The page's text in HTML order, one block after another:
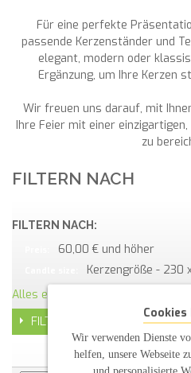
Für eine perfekte
passende Kerzenständer und
elegant, modern oder
Ergänzung, um Ihre Kerzen
Wir freuen uns darauf, mit
Ihre Feier mit einer
zu
FILTERN NACH
FILTERN NACH:
60,00 € und höher
Kerzengröße - 230
Alles entfernen
FILTER
Cookies
Wir verwenden Dienste
helfen, unsere Webseite
und personalisierte